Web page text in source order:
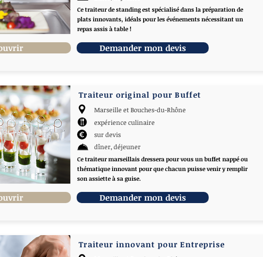
Ce traiteur de standing est spécialisé dans la préparation de
plats innovants, idéals pour les événements nécessitant un
repas assis à table !
Demander mon devis
Traiteur original pour Buffet
Marseille et Bouches-du-Rhône
expérience culinaire
sur devis
dîner, déjeuner
Ce traiteur marseillais dressera pour vous un buffet nappé ou
thématique innovant pour que chacun puisse venir y remplir
son assiette à sa guise.
Demander mon devis
Traiteur innovant pour Entreprise